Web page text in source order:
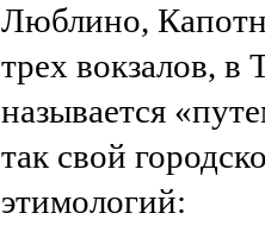
Люблино,
трех вокзалов, в
называется
так свой
этимологий: